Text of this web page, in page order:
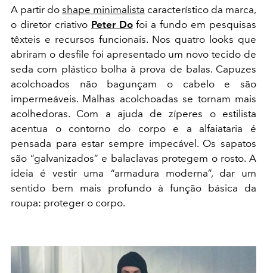
A partir do shape minimalista característico da marca,
o diretor criativo Peter Dofoi a fundo em pesquisas
têxteis e recursos funcionais. Nos quatro looks que
abriram o desfile foi apresentado um novo tecido de
seda com plástico bolha à prova de balas. Capuzes
acolchoados não bagunçam o cabelo e são
impermeáveis. Malhas acolchoadas se tornam mais
acolhedoras. Com a ajuda de zíperes o estilista
acentua o contorno do corpo e a alfaiataria é
pensada para estar sempre impecável. Os sapatos
são “galvanizados” e balaclavas protegem o rosto. A
ideia é vestir uma “armadura moderna”, dar um
sentido bem mais profundo à função básica da
roupa: proteger o corpo.